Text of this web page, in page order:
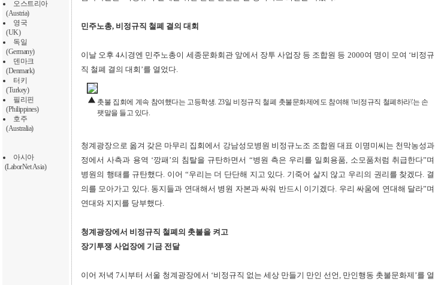
오스트리아
(Austria)
영국
(UK)
독일
(Germany)
덴마크
(Denmark)
터키
(Turkey)
필리핀
(Philippines)
호주
(Australia)
아시아
(LaborNet Asia)
민주노총, 비정규직 철폐 결의 대회
이날 오후 4시경엔 민주노총이 세종문화회관 앞에서 장투 사업장 등 조합원 등 2000여 명이 모여 ‘비정규
직 철폐 결의 대회’를 열었다.
촛불 집회에 계속 참여했다는 고등학생. 23일 비정규직 철폐 촛불문화제에도 참여해 \'비정규직 철폐하라\'는 손
팻말을 들고 있다.
청계광장으로 옮겨 갖은 마무리 집회에서 강남성모병원 비정규노조 조합원 대표 이명미씨는 천막농성과
정에서 사측과 용역 ‘깡패’의 침탈을 규탄하면서 “병원 측은 우리를 일회용품, 소모품처럼 취급한다”며
병원의 행태를 규탄했다. 이어 “우리는 더 단단해 지고 있다. 기죽어 살지 않고 우리의 권리를 찾겠다. 결
의를 모아가고 있다. 동지들과 연대해서 병원 자본과 싸워 반드시 이기겠다. 우리 싸움에 연대해 달라”며
연대와 지지를 당부했다.
청계광장에서 비정규직 철폐의 촛불을 켜고
장기투쟁 사업장에 기금 전달
이어 저녁 7시부터 서울 청계광장에서 ‘비정규직 없는 세상 만들기 만인 선언, 만인행동 촛불문화제’를 열